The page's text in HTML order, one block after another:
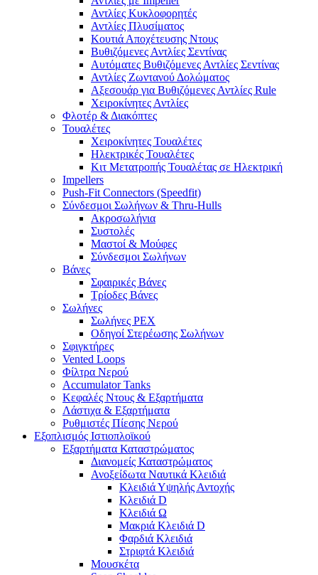
Αντλίες Κυκλοφορητές
Αντλίες Πλυσίματος
Κουτιά Αποχέτευσης Ντους
Βυθιζόμενες Αντλίες Σεντίνας
Αυτόματες Βυθιζόμενες Αντλίες Σεντίνας
Αντλίες Ζωντανού Δολώματος
Αξεσουάρ για Βυθιζόμενες Αντλίες Rule
Χειροκίνητες Αντλίες
Φλοτέρ & Διακόπτες
Τουαλέτες
Χειροκίνητες Τουαλέτες
Ηλεκτρικές Τουαλέτες
Κιτ Μετατροπής Τουαλέτας σε Ηλεκτρική
Impellers
Push-Fit Connectors (Speedfit)
Σύνδεσμοι Σωλήνων & Thru-Hulls
Ακροσωλήνια
Συστολές
Μαστοί & Μούφες
Σύνδεσμοι Σωλήνων
Βάνες
Σφαιρικές Βάνες
Τρίοδες Βάνες
Σωλήνες
Σωλήνες PEX
Οδηγοί Στερέωσης Σωλήνων
Σφιγκτήρες
Vented Loops
Φίλτρα Νερού
Accumulator Tanks
Κεφαλές Ντους & Εξαρτήματα
Λάστιχα & Εξαρτήματα
Ρυθμιστές Πίεσης Νερού
Εξοπλισμός Ιστιοπλοϊκού
Εξαρτήματα Καταστρώματος
Διανομείς Καταστρώματος
Ανοξείδωτα Ναυτικά Κλειδιά
Κλειδιά Υψηλής Αντοχής
Κλειδιά D
Κλειδιά Ω
Μακριά Κλειδιά D
Φαρδιά Κλειδιά
Στριφτά Κλειδιά
Μουσκέτα